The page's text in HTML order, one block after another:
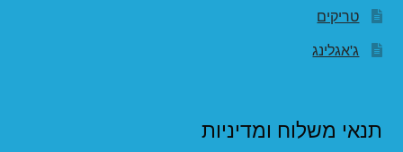
טריקים
ג'אגלינג
תנאי משלוח ומדיניות